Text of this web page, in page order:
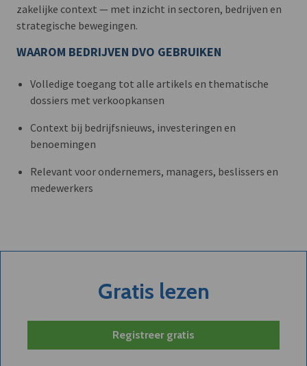
zakelijke context — met inzicht in sectoren, bedrijven en
strategische bewegingen.
WAAROM BEDRIJVEN DVO GEBRUIKEN
Volledige toegang tot alle artikels en thematische
dossiers met verkoopkansen
Context bij bedrijfsnieuws, investeringen en
benoemingen
Relevant voor ondernemers, managers, beslissers en
medewerkers
Gratis lezen
Registreer gratis